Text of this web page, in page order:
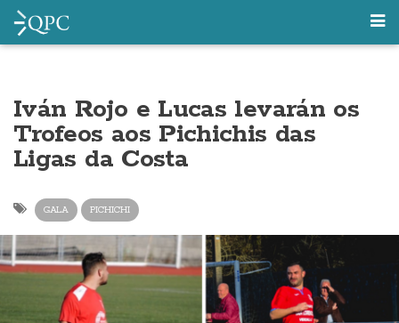
Iván Rojo e Lucas levarán os
Trofeos aos Pichichis das
Ligas da Costa
GALA PICHICHI